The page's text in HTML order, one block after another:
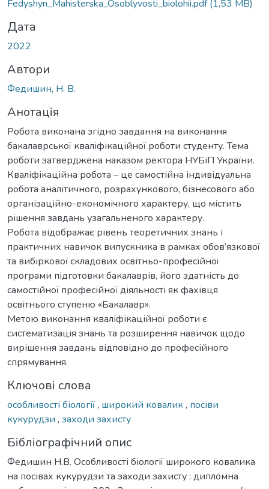
Fedyshyn_Мahisterska_Osoblyvosti_biolohii.pdf(1,53 MB)
Дата
2022
Автори
Федишин, Н. В.
Анотація
Робота виконана згідно завдання на виконання
бакалаврської кваліфікаційної роботи студенту. Тема
роботи затверджена наказом ректора НУБіП України.
Кваліфікаційна робота – це самостійна індивідуальна
робота аналітичного, розрахункового, бізнесового або
організаційно-економічного характеру, що містить
рішення завдань узагальненого характеру.
Робота відображає рівень теоретичних знань і
практичних навичок випускника в рамках обов’язкової
та вибіркової складових освітньо-професійної
програми підготовки бакалаврів, його здатність до
самостійної професійної діяльності як фахівця
освітнього ступеню «Бакалавр».
Метою виконання кваліфікаційної роботи є
систематизація знань та розширення навичок щодо
вирішення завдань відповідно до професійного
спрямування.
Ключові слова
особливості біології, широкий ковалик, посіви
кукурудзи , заходи захисту
Бібліографічний опис
Федишин Н.В. Особливості біології широкого ковалика
на посівах кукурудзи та заходи захисту : дипломна